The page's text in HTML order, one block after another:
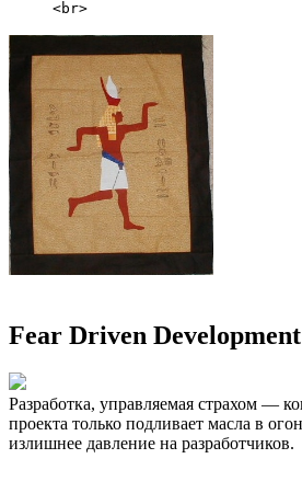
<br>
Fear Driven Development
Разработка, управляемая страхом —
проекта только подливает масла в
излишнее давление на разработчиков.